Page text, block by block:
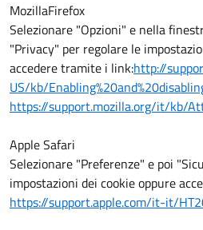
MozillaFirefox
Selezionare "Opzioni" e nella
"Privacy" per regolare le
accedere tramite i link:http://
US/kb/
https://support.mozilla.org/it/kb/
Apple Safari
Selezionare "Preferenze" e poi
impostazioni dei cookie oppure
https://support.apple.com/it-it/